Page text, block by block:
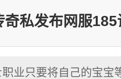
奇私发布网服
业只要将自己的宝宝